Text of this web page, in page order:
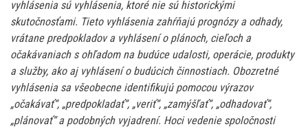
vyhlásenia sú vyhlásenia, ktoré nie sú historickými
skutočnosťami. Tieto vyhlásenia zahŕňajú prognózy a odhady,
vrátane predpokladov a vyhlásení o plánoch, cieľoch a
očakávaniach s ohľadom na budúce udalosti, operácie, produkty
a služby, ako aj vyhlásení o budúcich činnostiach. Obozretné
vyhlásenia sa všeobecne identifikujú pomocou výrazov
„očakávať“, „predpokladať“, „veriť“, „zamýšľať“, „odhadovať“,
„plánovať“ a podobných vyjadrení. Hoci vedenie spoločnosti